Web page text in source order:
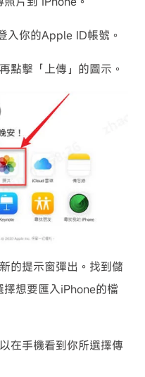
入你的Apple ID帳號。
點擊「上傳」的圖示。
的提示窗彈出。找到儲
想要匯入iPhone的檔
在手機看到你所選擇傳